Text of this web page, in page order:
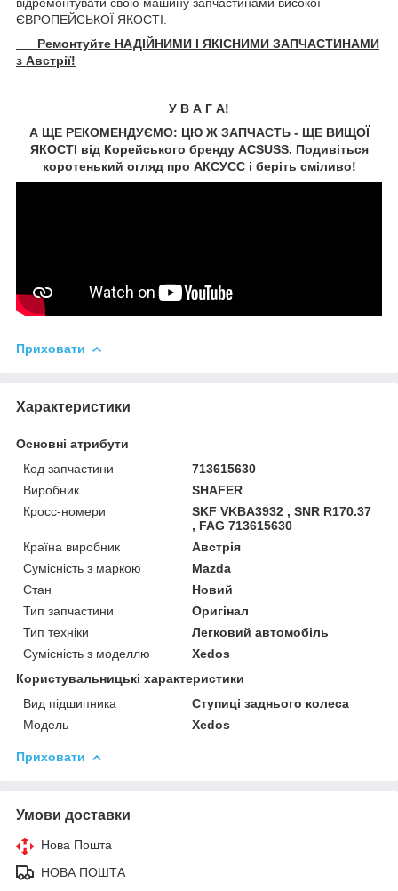
ЄВРОПЕЙСЬКОЇ ЯКОСТІ.
Ремонтуйте НАДІЙНИМИ І ЯКІСНИМИ ЗАПЧАСТИНАМИ
з Австрії!
У В А Г А!
А ЩЕ РЕКОМЕНДУЄМО: ЦЮ Ж ЗАПЧАСТЬ - ЩЕ ВИЩОЇ
ЯКОСТІ від Корейського бренду ACSUSS. Подивіться
коротенький огляд про АКСУCC і беріть сміливо!
Приховати
Характеристики
Основні атрибути
Код запчастини
713615630
Виробник
SHAFER
Кросс-номери
SKF VKBA3932 , SNR R170.37
, FAG 713615630
Країна виробник
Австрія
Сумісність з маркою
Mazda
Стан
Новий
Тип запчастини
Оригінал
Тип техніки
Легковий автомобіль
Сумісність з моделлю
Xedos
Користувальницькі характеристики
Вид підшипника
Ступиці заднього колеса
Мoдель
Xedos
Приховати
Умови доставки
Нова Пошта
НОВА ПОШТА